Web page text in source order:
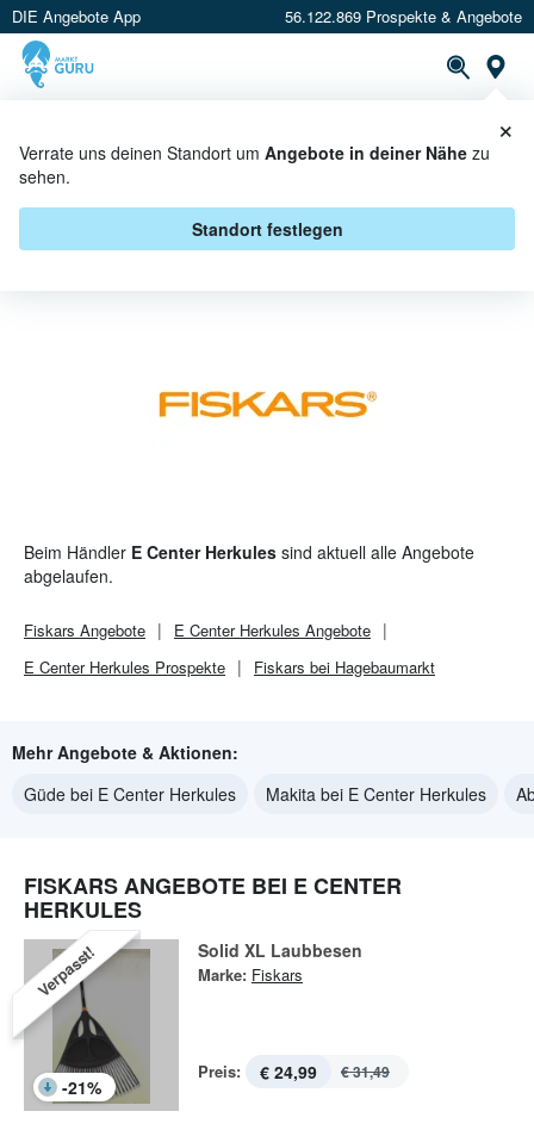
DIE Angebote App 56.122.869 Prospekte & Angebote
Verrate uns deinen Standort um Angebote in deiner Nähe zu
sehen.
Standort festlegen
×
FISKARS BEI E CENTER
HERKULES - ANGEBOTE &
AKTIONEN
Beim Händler E Center Herkules sind aktuell alle Angebote
abgelaufen.
Fiskars Angebote E Center Herkules Angebote
E Center Herkules Prospekte Fiskars bei Hagebaumarkt
Mehr Angebote & Aktionen:
Güde bei E Center Herkules
Makita bei E Center Herkules
FISKARS ANGEBOTE BEI E CENTER
HERKULES
Verpasst!
-21%
Solid XL Laubbesen
Marke: Fiskars
Preis: € 24,99 € 31,49